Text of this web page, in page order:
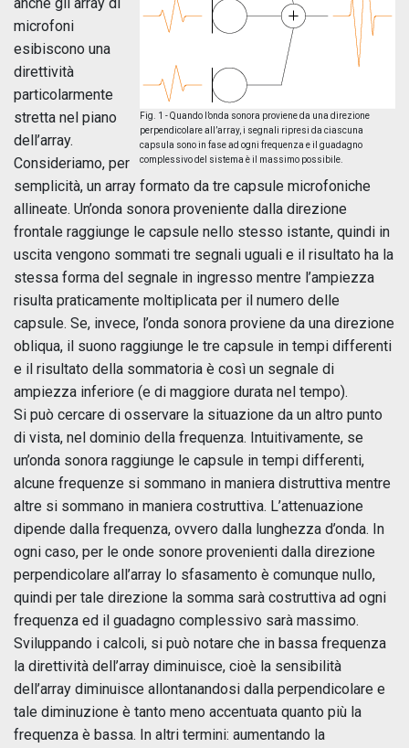
Fig. 1 - Quando l’onda sonora proviene da una direzione
perpendicolare all’array, i segnali ripresi da ciascuna
capsula sono in fase ad ogni frequenza e il guadagno
complessivo del sistema è il massimo possibile.
microfoni
esibiscono una
direttività
particolarmente
stretta nel piano
dell’array.
Consideriamo, per
semplicità, un array formato da tre capsule microfoniche
allineate. Un’onda sonora proveniente dalla direzione
frontale raggiunge le capsule nello stesso istante, quindi in
uscita vengono sommati tre segnali uguali e il risultato ha la
stessa forma del segnale in ingresso mentre l’ampiezza
risulta praticamente moltiplicata per il numero delle
capsule. Se, invece, l’onda sonora proviene da una direzione
obliqua, il suono raggiunge le tre capsule in tempi differenti
e il risultato della sommatoria è così un segnale di
ampiezza inferiore (e di maggiore durata nel tempo).
Si può cercare di osservare la situazione da un altro punto
di vista, nel dominio della frequenza. Intuitivamente, se
un’onda sonora raggiunge le capsule in tempi differenti,
alcune frequenze si sommano in maniera distruttiva mentre
altre si sommano in maniera costruttiva. L’attenuazione
dipende dalla frequenza, ovvero dalla lunghezza d’onda. In
ogni caso, per le onde sonore provenienti dalla direzione
perpendicolare all’array lo sfasamento è comunque nullo,
quindi per tale direzione la somma sarà costruttiva ad ogni
frequenza ed il guadagno complessivo sarà massimo.
Sviluppando i calcoli, si può notare che in bassa frequenza
la direttività dell’array diminuisce, cioè la sensibilità
dell’array diminuisce allontanandosi dalla perpendicolare e
tale diminuzione è tanto meno accentuata quanto più la
frequenza è bassa. In altri termini: aumentando la